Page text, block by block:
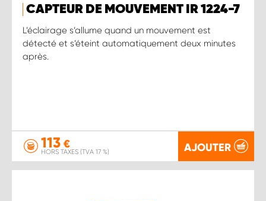
CAPTEUR DE MOUVEMENT IR 1224-7
L’éclairage s’allume quand un mouvement est
détecté et s’éteint automatiquement deux minutes
après.
113 €
HORS TAXES (TVA 17 %) AJOUTER